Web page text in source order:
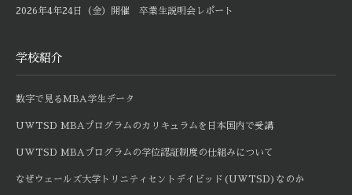
2026年4年24日（金）開催 卒業生説明会レポート
学校紹介
数字で見るMBA学生データ
UWTSD MBAプログラムのカリキュラムを日本国内で受講
UWTSD MBAプログラムの学位認証制度の仕組みについて
なぜウェールズ大学トリニティセントデイビッド(UWTSD)なのか